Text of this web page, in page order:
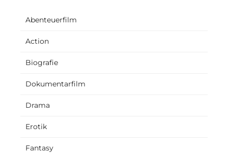
Abenteuerfilm
Action
Biografie
Dokumentarfilm
Drama
Erotik
Fantasy